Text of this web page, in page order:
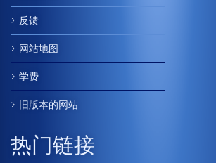
反馈
网站地图
学费
旧版本的网站
热门链接